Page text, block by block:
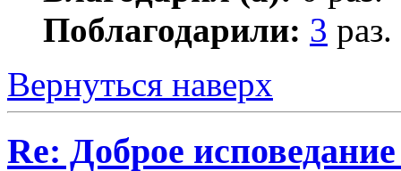
Поблагодарили: 3 раз.
Вернуться наверх
Re: Доброе